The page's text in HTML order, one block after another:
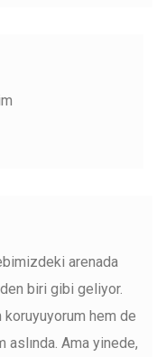
arenada
biri gibi geliyor.
koruyuyorum hem de
Ama yinede,